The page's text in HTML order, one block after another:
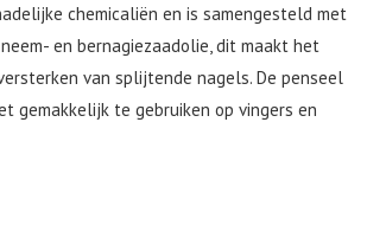
chemicaliën en is samengesteld met
en bernagiezaadolie, dit maakt het
van splijtende nagels. De penseel
gemakkelijk te gebruiken op vingers en